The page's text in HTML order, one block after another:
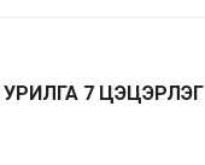
7 ЦЭЦЭРЛЭГ